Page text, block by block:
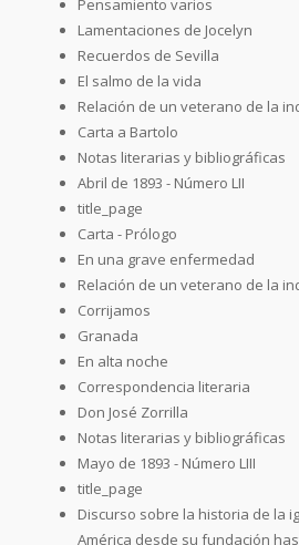
Lamentaciones de Jocelyn
Recuerdos de Sevilla
El salmo de la vida
Relación de un veterano de la
Carta a Bartolo
Notas literarias y bibliográficas
Abril de 1893 - Número LII
title_page
Carta - Prólogo
En una grave enfermedad
Relación de un veterano de la
Corrijamos
Granada
En alta noche
Correspondencia literaria
Don José Zorrilla
Notas literarias y bibliográficas
Mayo de 1893 - Número LIII
title_page
Discurso sobre la historia de la
América desde su fundación